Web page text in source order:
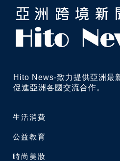
生活消費
公益教育
時尚美妝
Hito News-致力提供亞洲最
促進亞洲各國交流合作。